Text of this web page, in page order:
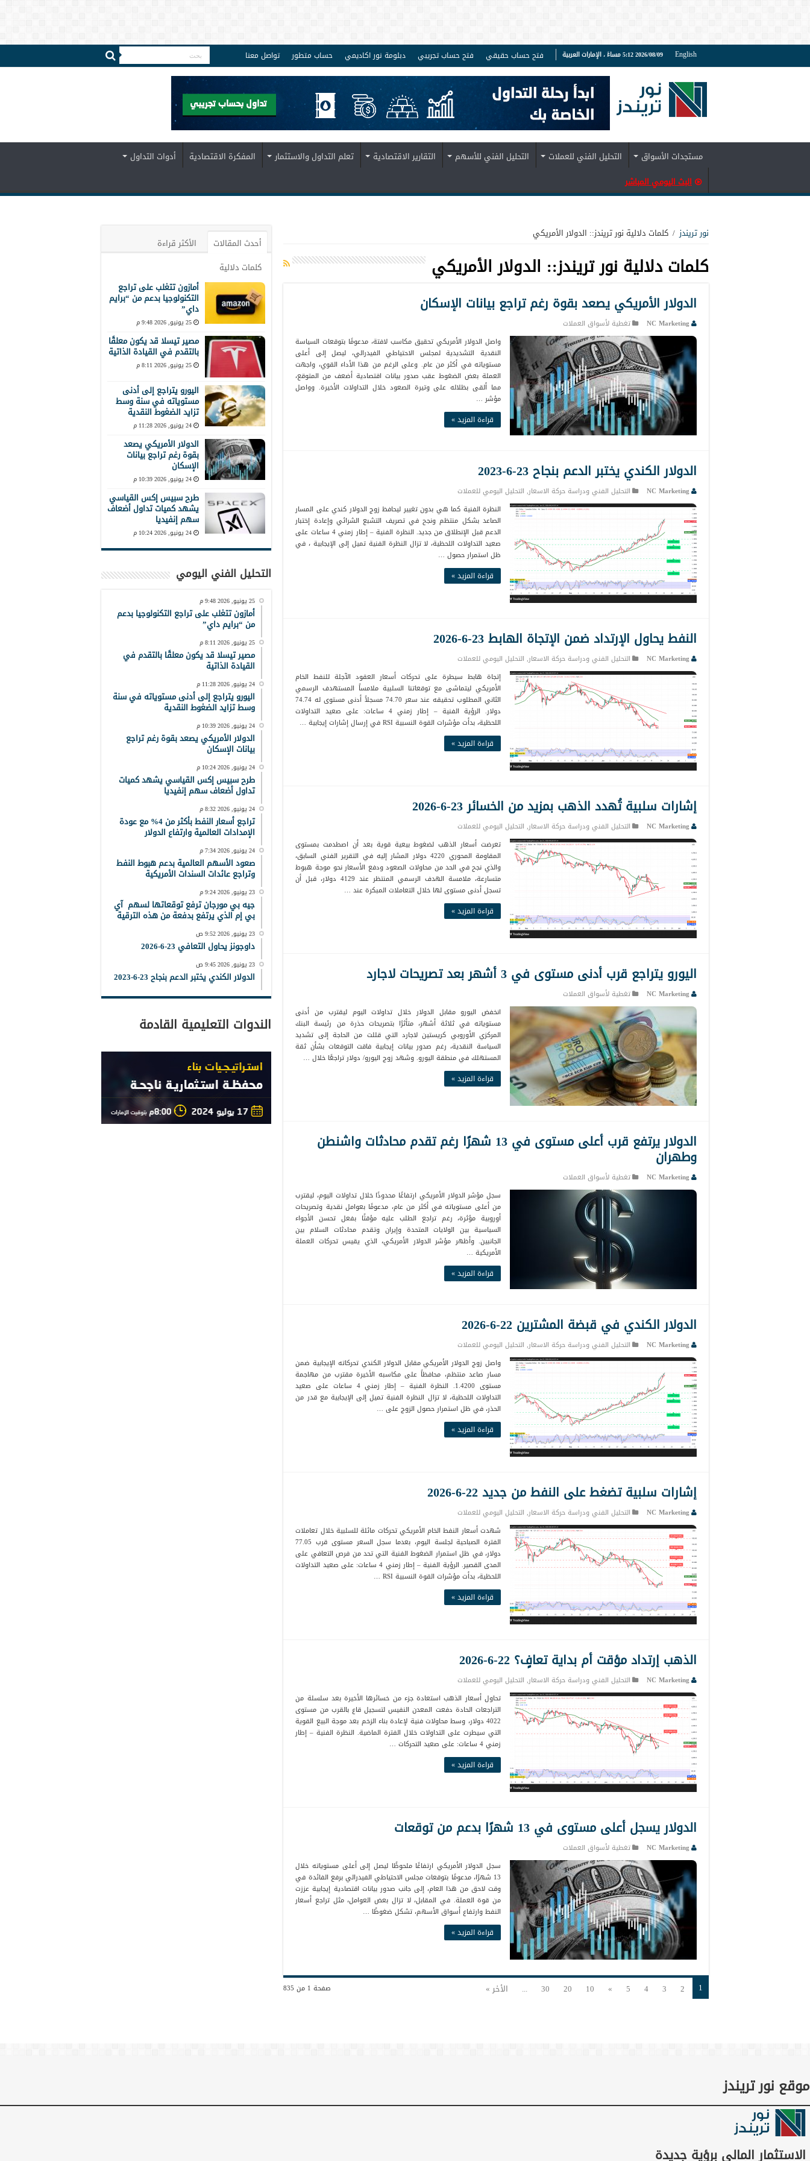
English 2026/08/09 5:12 مساءً ، الإمارات العربية فتح حساب حقيقي فتح حساب تجريبي دبلومة نور اكاديمي حساب متطور تواصل معنا
مستجدات الأسواق التحليل الفني للعملات التحليل الفني للأسهم التقارير الاقتصادية تعلم التداول والاستثمار المفكرة الاقتصادية
أدوات التداول
البث اليومي المباشر
نور تريندز / كلمات دلالية نور تريندز:: الدولار الأمريكي
كلمات دلالية نور تريندز:: الدولار الأمريكي
الدولار الأمريكي يصعد بقوة رغم تراجع بيانات الإسكان
NC Marketing
تغطية لأسواق العملات
واصل الدولار الأمريكي تحقيق مكاسب لافتة، مدعومًا بتوقعات السياسة
النقدية التشديدية لمجلس الاحتياطي الفيدرالي، ليصل إلى أعلى
مستوياته في أكثر من عام. وعلى الرغم من هذا الأداء القوي، واجهت
العملة بعض الضغوط عقب صدور بيانات اقتصادية أضعف من المتوقع،
مما ألقى بظلاله على وتيرة الصعود خلال التداولات الأخيرة. وواصل
مؤشر …
قراءة المزيد »
الدولار الكندي يختبر الدعم بنجاح 23-6-2023
NC Marketing التحليل الفني ودراسة حركة الاسعار, التحليل اليومي للعملات
النظرة الفنية كما هي بدون تغيير ليحافظ زوج الدولار كندي على المسار
الصاعد بشكل منتظم ونجح في تصريف التشبع الشرائي وإعادة إختبار
الدعم قبل الإنطلاق من جديد. النظرة الفنية – إطار زمني 4 ساعات على
صعيد التداولات اللحظية، لا تزال النظرة الفنية تميل إلى الإيجابية ، في
ظل استمرار حصول …
قراءة المزيد »
النفط يحاول الإرتداد ضمن الإتجاة الهابط 23-6-2026
NC Marketing التحليل الفني ودراسة حركة الاسعار, التحليل اليومي للعملات
إتجاة هابط سيطرة على تحركات أسعار العقود الآجلة للنفط الخام
الأمريكي ليتماشى مع توقعاتنا السلبية ملامساً المستهدف الرسمي
الثاني المطلوب تحقيقه عند سعر 74.70 مسجلاً أدنى مستوى له 74.74
دولار. الرؤية الفنية – إطار زمني 4 ساعات: على صعيد التداولات
اللحظية، بدأت مؤشرات القوة النسبية RSI في إرسال إشارات إيجابية …
قراءة المزيد »
إشارات سلبية تُهدد الذهب بمزيد من الخسائر 23-6-2026
NC Marketing التحليل الفني ودراسة حركة الاسعار, التحليل اليومي للعملات
تعرضت أسعار الذهب لضغوط بيعية قوية بعد أن اصطدمت بمستوى
المقاومة المحوري 4220 دولار المشار إليه في التقرير الفني السابق،
والذي نجح في الحد من محاولات الصعود ودفع الأسعار نحو موجة هبوط
متسارعة، ملامسة الهدف الرسمي المنتظر عند 4129 دولار، قبل أن
تسجل أدنى مستوى لها خلال التعاملات المبكرة عند …
قراءة المزيد »
اليورو يتراجع قرب أدنى مستوى في 3 أشهر بعد تصريحات لاجارد
NC Marketing
تغطية لأسواق العملات
انخفض اليورو مقابل الدولار خلال تداولات اليوم ليقترب من أدنى
مستوياته في ثلاثة أشهر، متأثرًا بتصريحات حذرة من رئيسة البنك
المركزي الأوروبي كريستين لاجارد التي قللت من الحاجة إلى تشديد
السياسة النقدية، رغم صدور بيانات إيجابية فاقت التوقعات بشأن ثقة
المستهلك في منطقة اليورو. وشهد زوج اليورو/ دولار تراجعًا خلال …
قراءة المزيد »
الدولار يرتفع قرب أعلى مستوى في 13 شهرًا رغم تقدم محادثات واشنطن
وطهران
NC Marketing
تغطية لأسواق العملات
سجل مؤشر الدولار الأمريكي ارتفاعًا محدودًا خلال تداولات اليوم، ليقترب
من أعلى مستوياته في أكثر من عام، مدعومًا بعوامل نقدية وتصريحات
أوروبية مؤثرة، رغم تراجع الطلب عليه مؤقتًا بفعل تحسن الأجواء
السياسية بين الولايات المتحدة وإيران وتقدم محادثات السلام بين
الجانبين. وأظهر مؤشر الدولار الأمريكي، الذي يقيس تحركات العملة
الأمريكية …
قراءة المزيد »
الدولار الكندي في قبضة المشترين 22-6-2026
NC Marketing التحليل الفني ودراسة حركة الاسعار, التحليل اليومي للعملات
واصل زوج الدولار الأمريكي مقابل الدولار الكندي تحركاته الإيجابية ضمن
مسار صاعد منتظم، محافظاً على مكاسبه الأخيرة مقترب من مهاجمة
مستوى 1.4200. النظرة الفنية – إطار زمني 4 ساعات على صعيد
التداولات اللحظية، لا تزال النظرة الفنية تميل إلى الإيجابية مع قدر من
الحذر، في ظل استمرار حصول الزوج على …
قراءة المزيد »
إشارات سلبية تضغط على النفط من جديد 22-6-2026
NC Marketing التحليل الفني ودراسة حركة الاسعار, التحليل اليومي للعملات
شهدت أسعار النفط الخام الأمريكي تحركات مائلة للسلبية خلال تعاملات
الفترة الصباحية لجلسة اليوم، بعدما سجل السعر مستوى قرب 77.05
دولار، في ظل استمرار الضغوط الفنية التي تحد من فرص التعافي على
المدى القصير. الرؤية الفنية – إطار زمني 4 ساعات: على صعيد التداولات
اللحظية، بدأت مؤشرات القوة النسبية RSI …
قراءة المزيد »
الذهب إرتداد مؤقت أم بداية تعافٍ؟ 22-6-2026
NC Marketing التحليل الفني ودراسة حركة الاسعار, التحليل اليومي للعملات
تحاول أسعار الذهب استعادة جزء من خسائرها الأخيرة بعد سلسلة من
التراجعات الحادة دفعت المعدن النفيس لتسجيل قاع بالقرب من مستوى
4022 دولار، وسط محاولات فنية لإعادة بناء الزخم بعد موجة البيع القوية
التي سيطرت على التداولات خلال الفترة الماضية. النظرة الفنية – إطار
زمني 4 ساعات: على صعيد التحركات …
قراءة المزيد »
الدولار يسجل أعلى مستوى في 13 شهرًا بدعم من توقعات
NC Marketing
تغطية لأسواق العملات
سجل الدولار الأمريكي ارتفاعًا ملحوظًا ليصل إلى أعلى مستوياته خلال
13 شهرًا، مدعومًا بتوقعات مجلس الاحتياطي الفيدرالي برفع الفائدة في
وقت لاحق من هذا العام، إلى جانب صدور بيانات اقتصادية إيجابية عززت
من قوة العملة. في المقابل، لا تزال بعض العوامل، مثل تراجع أسعار
النفط وارتفاع أسواق الأسهم، تشكل ضغوطًا …
قراءة المزيد »
صفحة 1 من 835 1
2
3
4
5
»
10
20
30
... الأخر »
أحدث المقالات
الأكثر قراءة
كلمات دلالية
أمازون تتغلب على تراجع
التكنولوجيا بدعم من “برايم
داي”
25 يونيو, 2026 9:48 م
مصير تيسلا قد يكون معلقًا
بالتقدم في القيادة الذاتية
25 يونيو, 2026 8:11 م
اليورو يتراجع إلى أدنى
مستوياته في سنة وسط
تزايد الضغوط النقدية
24 يونيو, 2026 11:28 م
الدولار الأمريكي يصعد
بقوة رغم تراجع بيانات
الإسكان
24 يونيو, 2026 10:39 م
طرح سبيس إكس القياسي
يشهد كميات تداول أضعاف
سهم إنفيديا
24 يونيو, 2026 10:24 م
التحليل الفني اليومي
25 يونيو, 2026 9:48 م
أمازون تتغلب على تراجع التكنولوجيا بدعم
من “برايم داي”
25 يونيو, 2026 8:11 م
مصير تيسلا قد يكون معلقًا بالتقدم في
القيادة الذاتية
24 يونيو, 2026 11:28 م
اليورو يتراجع إلى أدنى مستوياته في سنة
وسط تزايد الضغوط النقدية
24 يونيو, 2026 10:39 م
الدولار الأمريكي يصعد بقوة رغم تراجع
بيانات الإسكان
24 يونيو, 2026 10:24 م
طرح سبيس إكس القياسي يشهد كميات
تداول أضعاف سهم إنفيديا
24 يونيو, 2026 8:32 م
تراجع أسعار النفط بأكثر من 4% مع عودة
الإمدادات العالمية وارتفاع الدولار
24 يونيو, 2026 7:34 م
صعود الأسهم العالمية بدعم هبوط النفط
وتراجع عائدات السندات الأمريكية
23 يونيو, 2026 9:24 م
جيه بي مورجان ترفع توقعاتها لسهم آي
بي إم الذي يرتفع بدفعة من هذه الترقية
23 يونيو, 2026 9:52 ص
داوجونز يحاول التعافي 23-6-2026
23 يونيو, 2026 9:45 ص
الدولار الكندي يختبر الدعم بنجاح 23-6-2023
الندوات التعليمية القادمة
موقع نور تريندز
الاستثمار المالي برؤية جديدة